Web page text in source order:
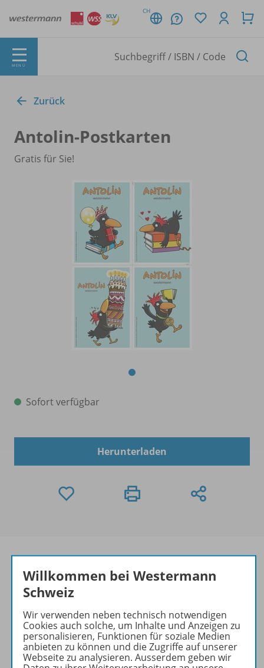
CH
MENÜ
Zurück
Antolin-Postkarten
Gratis für Sie!
Sofort verfügbar
Herunterladen
Informationen
Beschreibung
Willkommen bei Westermann
Schweiz
Wir verwenden neben technisch notwendigen
Cookies auch solche, um Inhalte und Anzeigen zu
personalisieren, Funktionen für soziale Medien
anbieten zu können und die Zugriffe auf unserer
Webseite zu analysieren. Ausserdem geben wir